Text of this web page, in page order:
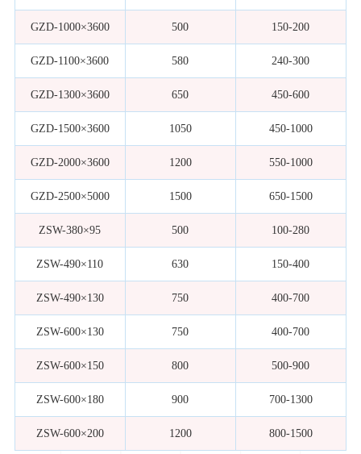
GZD-1000×3600 500 150-200
GZD-1100×3600 580 240-300
GZD-1300×3600 650 450-600
GZD-1500×3600 1050 450-1000
GZD-2000×3600 1200 550-1000
GZD-2500×5000 1500 650-1500
ZSW-380×95 500 100-280
ZSW-490×110 630 150-400
ZSW-490×130 750 400-700
ZSW-600×130 750 400-700
ZSW-600×150 800 500-900
ZSW-600×180 900 700-1300
ZSW-600×200 1200 800-1500